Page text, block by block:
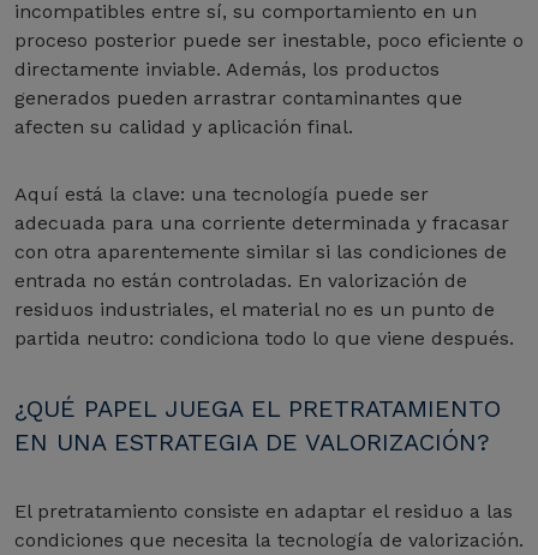
incompatibles entre sí, su comportamiento en un
proceso posterior puede ser inestable, poco eficiente o
directamente inviable. Además, los productos
generados pueden arrastrar contaminantes que
afecten su calidad y aplicación final.
Aquí está la clave: una tecnología puede ser
adecuada para una corriente determinada y fracasar
con otra aparentemente similar si las condiciones de
entrada no están controladas. En valorización de
residuos industriales, el material no es un punto de
partida neutro: condiciona todo lo que viene después.
¿QUÉ PAPEL JUEGA EL PRETRATAMIENTO
EN UNA ESTRATEGIA DE VALORIZACIÓN?
El pretratamiento consiste en adaptar el residuo a las
condiciones que necesita la tecnología de valorización.